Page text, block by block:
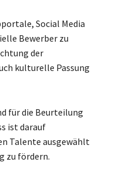
Social Media
Bewerber zu
der
kulturelle Passung
für die Beurteilung
ist darauf
Talente ausgewählt
zu fördern.